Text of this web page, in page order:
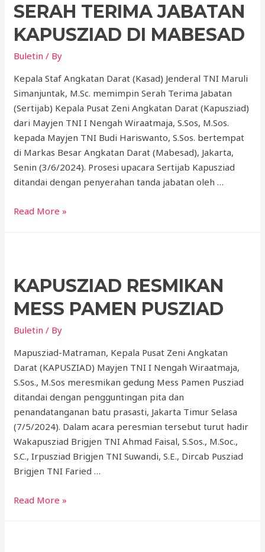
SERAH TERIMA JABATAN
KAPUSZIAD DI MABESAD
Buletin / By
Kepala Staf Angkatan Darat (Kasad) Jenderal TNI Maruli
Simanjuntak, M.Sc. memimpin Serah Terima Jabatan
(Sertijab) Kepala Pusat Zeni Angkatan Darat (Kapusziad)
dari Mayjen TNI I Nengah Wiraatmaja, S.Sos, M.Sos.
kepada Mayjen TNI Budi Hariswanto, S.Sos. bertempat
di Markas Besar Angkatan Darat (Mabesad), Jakarta,
Senin (3/6/2024). Prosesi upacara Sertijab Kapusziad
ditandai dengan penyerahan tanda jabatan oleh …
Read More »
KAPUSZIAD RESMIKAN
MESS PAMEN PUSZIAD
Buletin / By
Mapusziad-Matraman, Kepala Pusat Zeni Angkatan
Darat (KAPUSZIAD) Mayjen TNI I Nengah Wiraatmaja,
S.Sos., M.Sos meresmikan gedung Mess Pamen Pusziad
ditandai dengan pengguntingan pita dan
penandatanganan batu prasasti, Jakarta Timur Selasa
(7/5/2024). Dalam acara peresmian tersebut turut hadir
Wakapusziad Brigjen TNI Ahmad Faisal, S.Sos., M.Soc.,
S.C., Irpusziad Brigjen TNI Suwandi, S.E., Dircab Pusziad
Brigjen TNI Faried …
Read More »